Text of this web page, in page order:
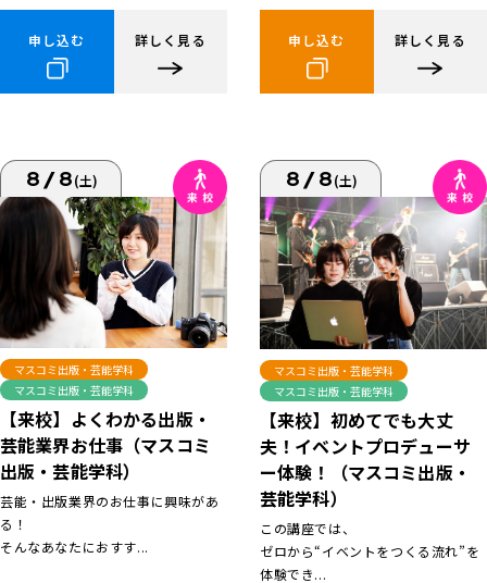
申し込む 詳しく見る 申し込む 詳しく見る
8/8(土)
マスコミ出版・芸能学科
マスコミ出版・芸能学科
【来校】よくわかる出版・
芸能業界お仕事（マスコミ
出版・芸能学科）
芸能・出版業界のお仕事に興味があ
る！
そんなあなたにおすす...
8/8(土)
マスコミ出版・芸能学科
マスコミ出版・芸能学科
【来校】初めてでも大丈
夫！イベントプロデューサ
ー体験！（マスコミ出版・
芸能学科）
この講座では、
ゼロから“イベントをつくる流れ”を
体験でき...